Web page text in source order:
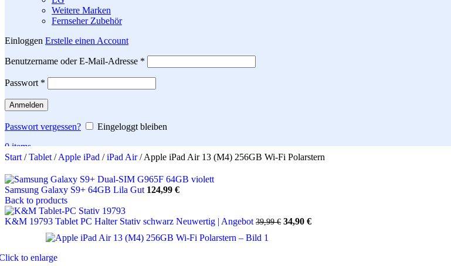
Weitere Marken
Fernseher Zubehör
Einloggen Erstelle einen Account
Benutzername oder E-Mail-Adresse *
Passwort *
Anmelden
Passwort vergessen?
Eingeloggt bleiben
0items
Search
Start / Tablet / Apple iPad / iPad Air/ Apple iPad Air 13 (M4) 256GB Wi-Fi Polarstern
Samsung Galaxy S9+ 64GB Lila Gut 124,99 €
Back to products
K&M 19793 Tablet PC Halter Stativ schwarz Neuwertig | Angebot 39,99€ Ursprünglicher
34,90 €Aktueller
to enlarge